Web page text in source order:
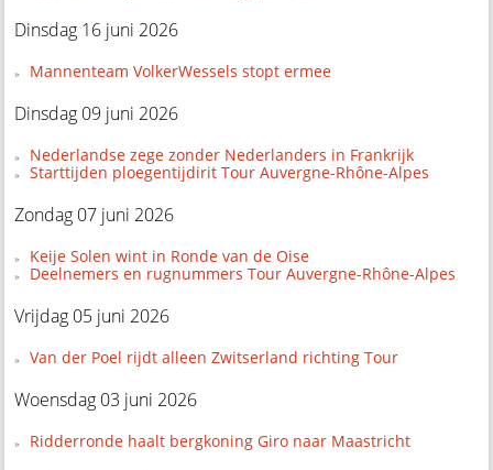
Dinsdag 16 juni 2026
Mannenteam VolkerWessels stopt ermee
Dinsdag 09 juni 2026
Nederlandse zege zonder Nederlanders in Frankrijk
Starttijden ploegentijdirit Tour Auvergne-Rhône-Alpes
Zondag 07 juni 2026
Keije Solen wint in Ronde van de Oise
Deelnemers en rugnummers Tour Auvergne-Rhône-Alpes
Vrijdag 05 juni 2026
Van der Poel rijdt alleen Zwitserland richting Tour
Woensdag 03 juni 2026
Ridderronde haalt bergkoning Giro naar Maastricht